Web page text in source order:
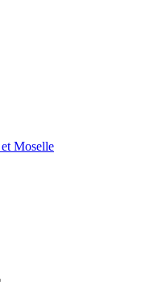
Moselle